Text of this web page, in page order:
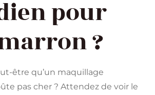
pour
?
être qu’un maquillage
pas cher ? Attendez de voir le